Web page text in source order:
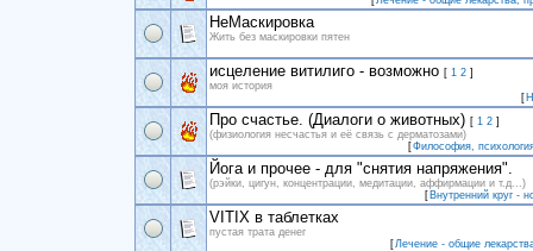
НеМаскировка
Жить без маскировки пятен
исцеление витилиго - возможно [ 1 2 ]
моя история
[
Про счастье. (Диалоги о животных) [ 1 2 ]
(физиология несчастья и её связь с дерматозами)
[Философия,
Йога и прочее - для "снятия напряжения".
(рэйки, цигун, концентрации, медитации, аффирмации и т.д...)
[ Внутренний круг -
VITIX в таблетках
пустая трата денег
[Лечение - общие